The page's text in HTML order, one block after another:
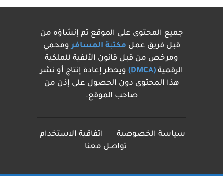
جميع المحتوى على الموقع تم إنشاؤه من
قبل فريق عمل مكتبة المسافر ومحمي
ومرخص من قبل قانون الألفية للملكية
الرقمية(DMCA)
ويحظر إعادة إنتاج أو نشر
هذا المحتوى دون الحصول على إذن من
صاحب الموقع.
سياسة الخصوصية
اتفاقية الاستخدام
تواصل معنا